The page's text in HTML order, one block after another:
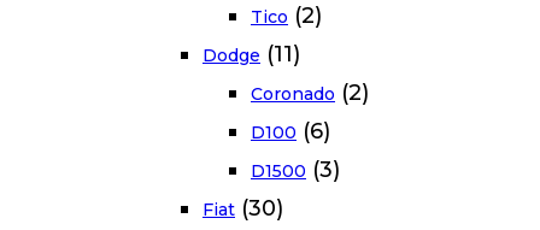
Tico (2)
Dodge (11)
Coronado (2)
D100 (6)
D1500 (3)
Fiat (30)